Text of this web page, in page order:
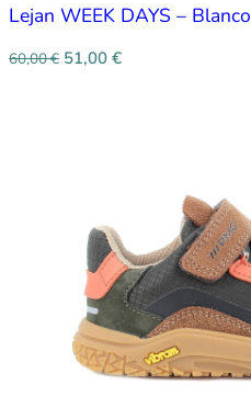
Lejan WEEK DAYS – Blanco
60,00€ 51,00 €